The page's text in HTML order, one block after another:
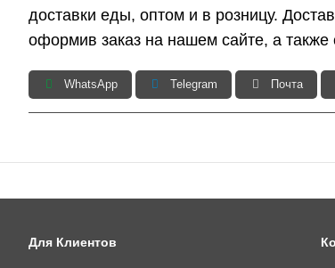
доставки еды, оптом и в розницу.
оформив заказ на нашем сайте, а
WhatsApp Telegram Почта
Для Клиентов